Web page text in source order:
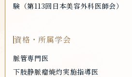
験（第113回日本美容外科医師会）
資格・所属学会
脈管専門医
下肢静脈瘤焼灼実施指導医